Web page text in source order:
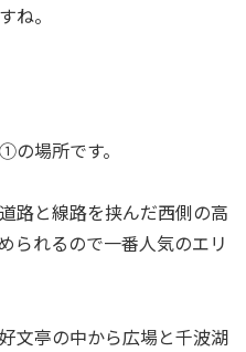
ね。
場所です。
路と線路を挟んだ西側の高
られるので一番人気のエリ
文亭の中から広場と千波湖